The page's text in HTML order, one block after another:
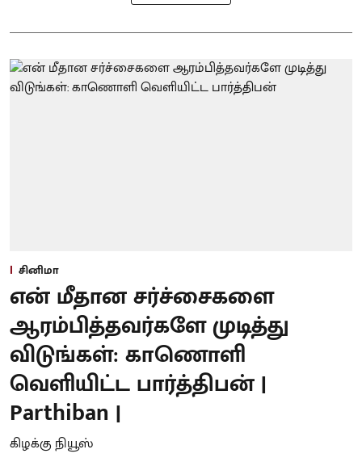
சினிமா
என் மீதான சர்ச்சைகளை
ஆரம்பித்தவர்களே முடித்து
விடுங்கள்: காணொளி
வெளியிட்ட பார்த்திபன் |
Parthiban |
கிழக்கு நியூஸ்